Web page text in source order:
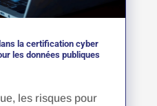
la certification cyber
les données publiques
les risques pour